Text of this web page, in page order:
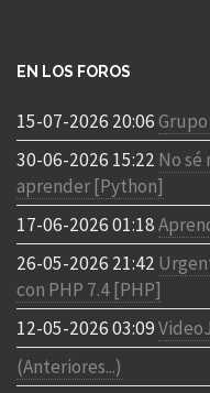
EN LOS FOROS
15-07-2026 20:06
30-06-2026 15:22 No sé
aprender [Python]
17-06-2026 01:18
26-05-2026 21:42
con PHP 7.4 [PHP]
12-05-2026 03:09
(Anteriores...)